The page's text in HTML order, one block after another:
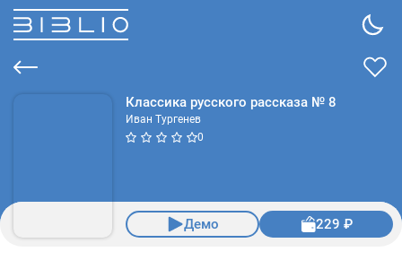
Классика русского рассказа № 8
Иван Тургенев
0
Демо 229 ₽